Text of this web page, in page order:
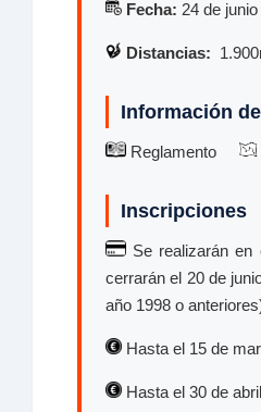
Fecha: 24 de
Distancias:
Información
Reglamento
Inscripciones
Se realizarán
cerrarán el 20 de
año 1998 o
Hasta el 15 de
Hasta el 30 de